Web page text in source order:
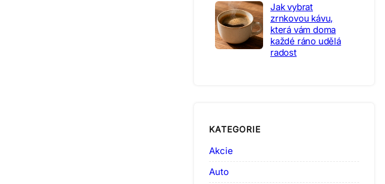
Jak vybrat
zrnkovou kávu,
která vám doma
každé ráno udělá
radost
KATEGORIE
Akcie
Auto